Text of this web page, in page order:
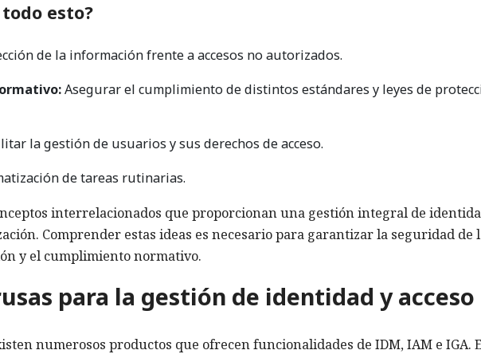
esto?
de la información frente a accesos no autorizados.
Asegurar el cumplimiento de distintos estándares y leyes de
la gestión de usuarios y sus derechos de acceso.
de tareas rutinarias.
interrelacionados que proporcionan una gestión integral de
Comprender estas ideas es necesario para garantizar la seguridad de
y el cumplimiento normativo.
para la gestión de identidad y acceso
numerosos productos que ofrecen funcionalidades de IDM, IAM e IGA.